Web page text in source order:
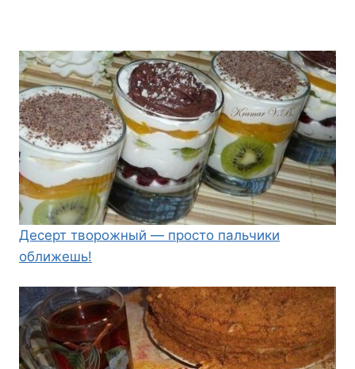
Десерт творожный — просто пальчики
оближешь!